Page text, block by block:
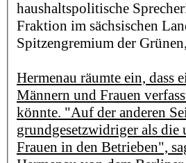
haushaltspolitische
Fraktion im sächsischen
Spitzengremium der
Hermenau räumte ein, dass
Männern und Frauen
könnte. "Auf der anderen
grundgesetzwidriger als
Frauen in den Betrieben",